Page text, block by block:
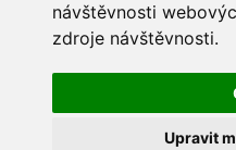
návštěvnosti
zdroje návštěvnosti.
Upravit